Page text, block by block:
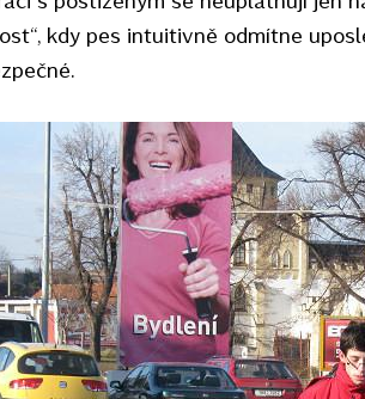
kdy pes intuitivně odmítne